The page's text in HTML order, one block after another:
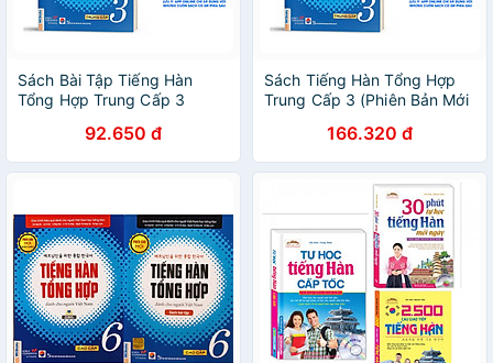
Sách Bài Tập Tiếng Hàn
Tổng Hợp Trung Cấp 3
92.650 đ
Sách Tiếng Hàn Tổng Hợp
Trung Cấp 3 (Phiên Bản Mới
166.320 đ